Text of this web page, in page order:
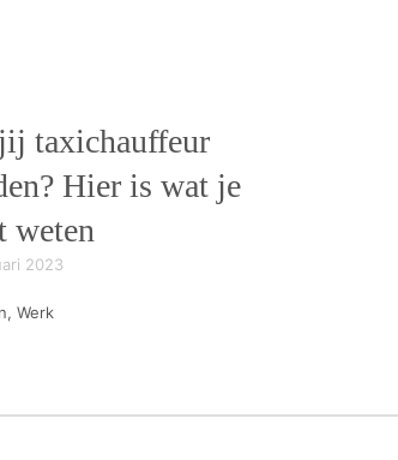
taxichauffeur
Hier is wat je
weten
2023
Werk